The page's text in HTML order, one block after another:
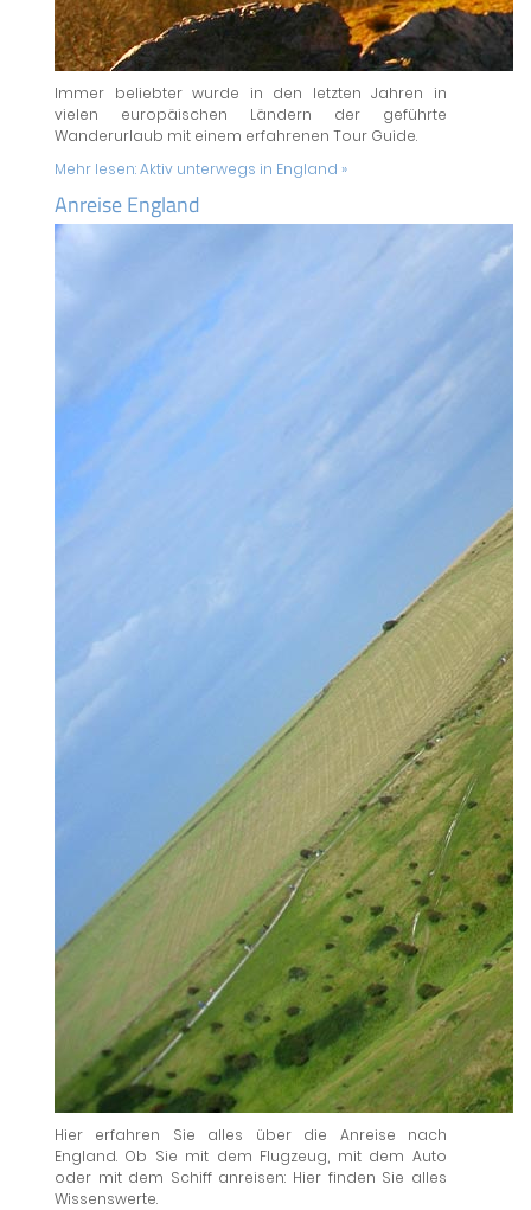
Immer beliebter wurde in den letzten Jahren in
vielen europäischen Ländern der geführte
Wanderurlaub mit einem erfahrenen Tour Guide.
Mehr lesen:Aktiv unterwegs in England »
Anreise England
Hier erfahren Sie alles über die Anreise nach
England. Ob Sie mit dem Flugzeug, mit dem Auto
oder mit dem Schiff anreisen: Hier finden Sie alles
Wissenswerte.